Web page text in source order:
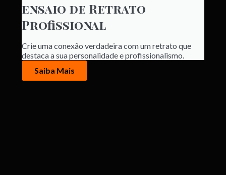
ensaio de Retrato
Profissional
Crie uma conexão verdadeira com um retrato que
destaca a sua personalidade e profissionalismo.
Saiba Mais